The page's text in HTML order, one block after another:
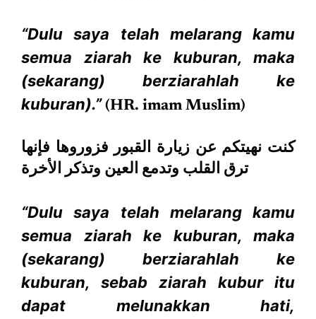
“Dulu saya telah melarang kamu
semua ziarah ke kuburan, maka
(sekarang) berziarahlah ke
kuburan).” (HR. imam Muslim)
كنت نهيتكم عن زيارة القبور فزوروها فإنها
ترق القلب وتدمع العين وتذكر الأخرة
“Dulu saya telah melarang kamu
semua ziarah ke kuburan, maka
(sekarang) berziarahlah ke
kuburan, sebab ziarah kubur itu
dapat melunakkan hati,